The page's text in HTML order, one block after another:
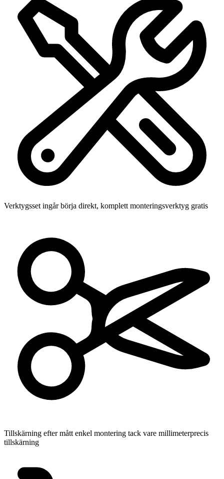
Verktygsset ingår börja direkt, komplett monteringsverktyg gratis
Tillskärning efter mått enkel montering tack vare millimeterprecis
tillskärning